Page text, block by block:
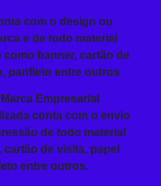
com o design ou
e de todo material
banner, cartão de
panfleto entre outros
Empresarial
conta com o envio
de todo material
de visita, papel
entre outros.